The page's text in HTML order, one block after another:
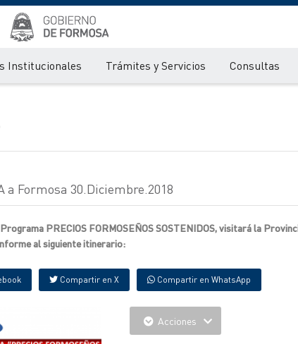
Institucionales Trámites y Servicios Consultas
a Formosa 30.Diciembre.2018
PRECIOS FORMOSEÑOS SOSTENIDOS, visitará la
al siguiente itinerario:
Compartir en X Compartir en WhatsApp
Acciones